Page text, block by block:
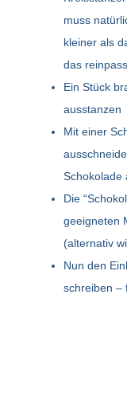
muss
kleiner als
das
Ein Stück
ausstanzen
Mit einer
Schokolade
Die
geeigneten
(alternativ
Nun den
schreiben –